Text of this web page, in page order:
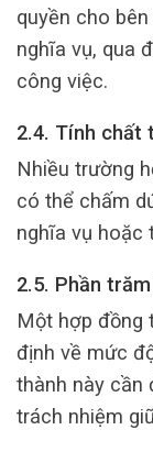
quyền cho
nghĩa vụ, qua
công việc.
2.4. Tính chất
Nhiều trường
có thể chấm
nghĩa vụ hoặc
2.5. Phần
Một hợp đồng
định về mức
thành này cần
trách nhiệm